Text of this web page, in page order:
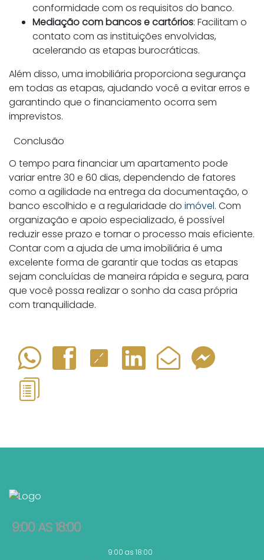
conformidade com os requisitos do banco.
Mediação com bancos e cartórios: Facilitam o
contato com as instituições envolvidas,
acelerando as etapas burocráticas.
Além disso, uma imobiliária proporciona segurança
em todas as etapas, ajudando você a evitar erros e
garantindo que o financiamento ocorra sem
imprevistos.
Conclusão
O tempo para financiar um apartamento pode
variar entre 30 e 60 dias, dependendo de fatores
como a agilidade na entrega da documentação, o
banco escolhido e a regularidade do imóvel. Com
organização e apoio especializado, é possível
reduzir esse prazo e tornar o processo mais eficiente.
Contar com a ajuda de uma imobiliária é uma
excelente forma de garantir que todas as etapas
sejam concluídas de maneira rápida e segura, para
que você possa realizar o sonho da casa própria
com tranquilidade.
9:00 AS 18:00
9:00 as 18:00